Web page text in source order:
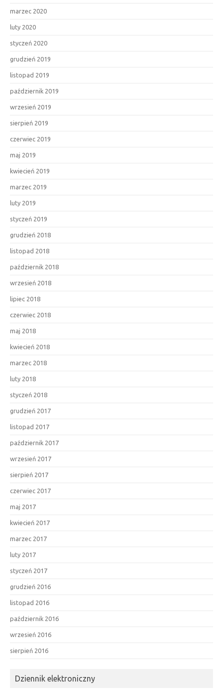
marzec 2020
luty 2020
styczeń 2020
grudzień 2019
listopad 2019
październik 2019
wrzesień 2019
sierpień 2019
czerwiec 2019
maj 2019
kwiecień 2019
marzec 2019
luty 2019
styczeń 2019
grudzień 2018
listopad 2018
październik 2018
wrzesień 2018
lipiec 2018
czerwiec 2018
maj 2018
kwiecień 2018
marzec 2018
luty 2018
styczeń 2018
grudzień 2017
listopad 2017
październik 2017
wrzesień 2017
sierpień 2017
czerwiec 2017
maj 2017
kwiecień 2017
marzec 2017
luty 2017
styczeń 2017
grudzień 2016
listopad 2016
październik 2016
wrzesień 2016
sierpień 2016
Dziennik elektroniczny